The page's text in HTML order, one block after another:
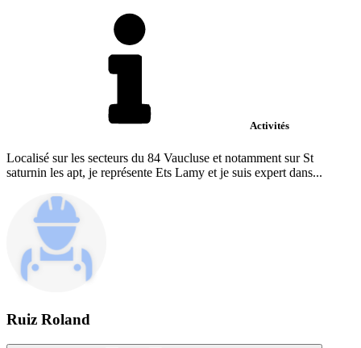
Activités
Localisé sur les secteurs du 84 Vaucluse et notamment sur St
saturnin les apt, je représente Ets Lamy et je suis expert dans...
Ruiz Roland